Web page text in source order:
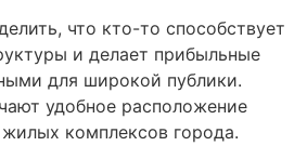
что кто-то способствует
и делает прибыльные
для широкой публики.
удобное расположение
комплексов города.